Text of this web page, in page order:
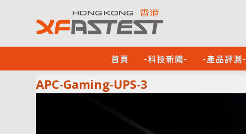
首頁 -科技新聞- -產品評測-
APC-Gaming-UPS-3